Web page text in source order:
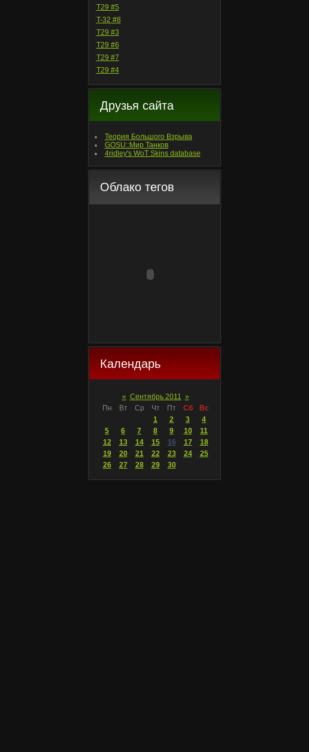
T29 #5
T-32 #8
T29 #3
T29 #6
T29 #7
T29 #4
Друзья сайта
Теория Большого Взрыва
GOSU::Мир Танков
4ridley's WoT Skins database
Облако тегов
Календарь
« Сентябрь 2011 »
Пн
Вт Ср Чт Пт Сб
Вс
1
2 3
4
5
6 7 8 9 10
11
12
13 14 15 16 17
18
19
20 21 22 23 24
25
26
27 28 29 30